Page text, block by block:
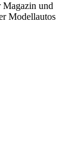
Magazin und
Modellautos